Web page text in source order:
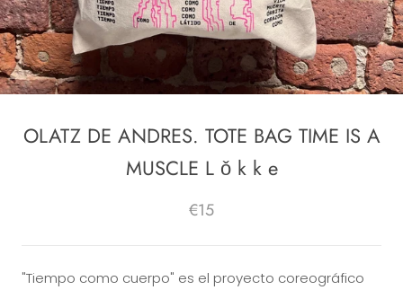
OLATZ DE ANDRES. TOTE BAG TIME IS A
MUSCLE L ǒ k k e
€15
"Tiempo como cuerpo" es el proyecto coreográfico